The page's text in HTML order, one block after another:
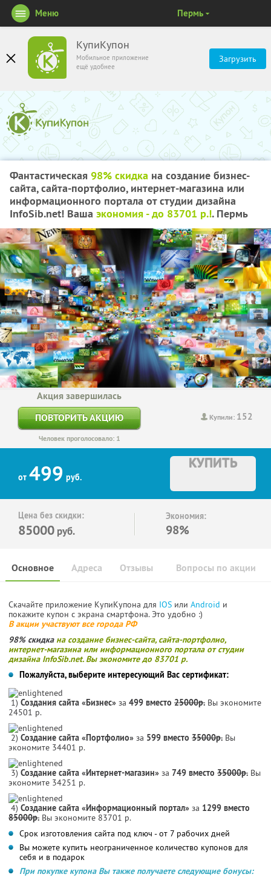
КупиКупон
Мобильное приложение
ещё удобнее
Загрузить
Меню Пермь
Фантастическая 98% скидка на создание бизнес-
сайта, сайта-портфолио, интернет-магазина или
информационного портала от студии дизайна
InfoSib.net! Ваша экономия - до 83701 р.!. Пермь
Купили: 152
Акция завершилась
ПОВТОРИТЬ АКЦИЮ
Человек проголосовало: 1
от 499 руб.
КУПИТЬ
Цена без скидки:
85000 руб.
Экономия:
98%
Основное Отзывы Вопросы по акции
Адреса
Скачайте приложение КупиКупона для IOS или Android и
покажите купон с экрана смартфона. Это удобно :)
В акции участвуют все города РФ
98% скидка на создание бизнес-сайта, сайта-портфолио,
интернет-магазина или информационного портала от студии
дизайна InfoSib.net. Вы экономите до 83701 р.
Пожалуйста, выберите интересующий Вас сертификат:
1) Создания сайта «Бизнес» за 499 вместо 25000р. Вы экономите
24501 р.
2) Создание сайта «Портфолио» за 599 вместо 35000р. Вы
экономите 34401 р.
3) Создание сайта «Интернет-магазин» за 749 вместо 35000р. Вы
экономите 34251 р.
4) Создание сайта «Информационный портал» за 1299 вместо
85000р. Вы экономите 83701 р.
Срок изготовления сайта под ключ - от 7 рабочих дней
Вы можете купить неограниченное количество купонов для
себя и в подарок
При покупке купона Вы также получаете следующие бонусы: